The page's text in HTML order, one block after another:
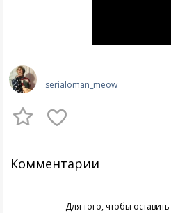
serialoman_meow
Комментарии
Для того, чтобы